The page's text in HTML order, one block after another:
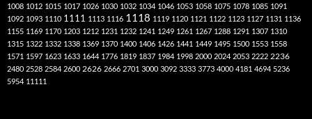
1008 1012 1015 1017 1026 1030 1032 1034 1046 1053 1058 1075 1078 1085 1091
1092 1093 1110 1111 1113 1116 1118 1119 1120 1121 1122 1123 1127 1131 1136
1155 1169 1170 1203 1212 1231 1232 1241 1249 1261 1267 1288 1291 1307 1310
1315 1322 1332 1338 1369 1370 1400 1406 1426 1441 1449 1495 1500 1553 1558
1571 1597 1623 1633 1644 1776 1819 1837 1984 1998 2000 2024 2053 2222 2236
2480 2528 2584 2600 2626 2666 2701 3000 3092 3333 3773 4000 4181 4694 5236
5954 11111